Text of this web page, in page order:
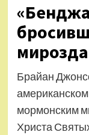
Брайан
мормонским
Христа